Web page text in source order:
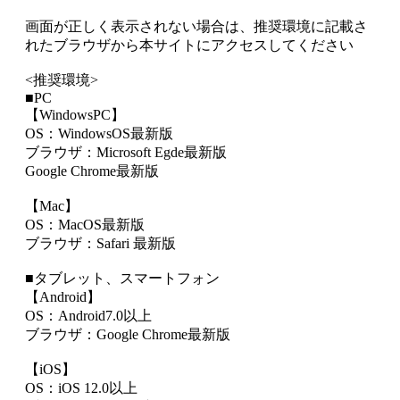
画面が正しく表示されない場合は、推奨環境に記載さ
れたブラウザから本サイトにアクセスしてください
<推奨環境>
■PC
【WindowsPC】
OS：WindowsOS最新版
ブラウザ：Microsoft Egde最新版
Google Chrome最新版
【Mac】
OS：MacOS最新版
ブラウザ：Safari 最新版
■タブレット、スマートフォン
【Android】
OS：Android7.0以上
ブラウザ：Google Chrome最新版
【iOS】
OS：iOS 12.0以上